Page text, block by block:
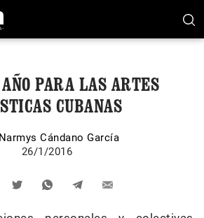
PARA LAS ARTES
CUBANAS
Narmys Cándano García
26/1/2016